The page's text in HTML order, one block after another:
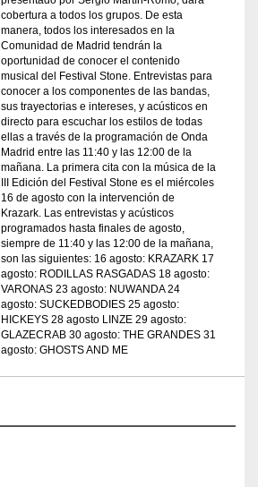
cobertura a todos los grupos. De esta
manera, todos los interesados en la
Comunidad de Madrid tendrán la
oportunidad de conocer el contenido
musical del Festival Stone. Entrevistas para
conocer a los componentes de las bandas,
sus trayectorias e intereses, y acústicos en
directo para escuchar los estilos de todas
ellas a través de la programación de Onda
Madrid entre las 11:40 y las 12:00 de la
mañana. La primera cita con la música de la
III Edición del Festival Stone es el miércoles
16 de agosto con la intervención de
Krazark. Las entrevistas y acústicos
programados hasta finales de agosto,
siempre de 11:40 y las 12:00 de la mañana,
son las siguientes: 16 agosto: KRAZARK 17
agosto: RODILLAS RASGADAS 18 agosto:
VARONAS 23 agosto: NUWANDA 24
agosto: SUCKEDBODIES 25 agosto:
HICKEYS 28 agosto LINZE 29 agosto:
GLAZECRAB 30 agosto: THE GRANDES 31
agosto: GHOSTS AND ME